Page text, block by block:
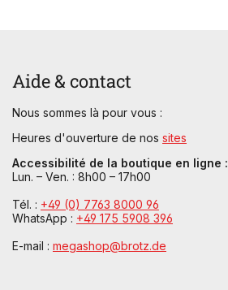
Aide & contact
Nous sommes là pour vous :
Heures d'ouverture de nos sites
Accessibilité de la boutique en ligne :
Lun. – Ven. : 8h00 – 17h00
Tél. : +49 (0) 7763 8000 96
WhatsApp : +49 175 5908 396
E-mail : megashop@brotz.de